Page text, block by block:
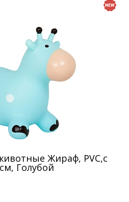
Жираф, PVC,с
Голубой